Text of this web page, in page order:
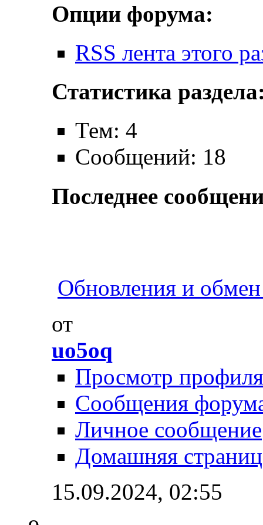
Опции форума:
RSS лента этого
Статистика
Тем: 4
Сообщений: 18
Последнее
Обновления и
от
uo5oq
Просмотр профиля
Сообщения
Личное сообщение
Домашняя
15.09.2024, 02:55